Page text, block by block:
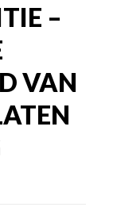
–
VAN